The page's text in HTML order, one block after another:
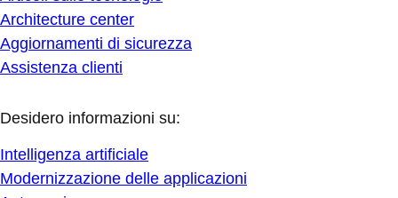
Architecture center
Aggiornamenti di sicurezza
Assistenza clienti
Desidero informazioni su:
Intelligenza artificiale
Modernizzazione delle applicazioni